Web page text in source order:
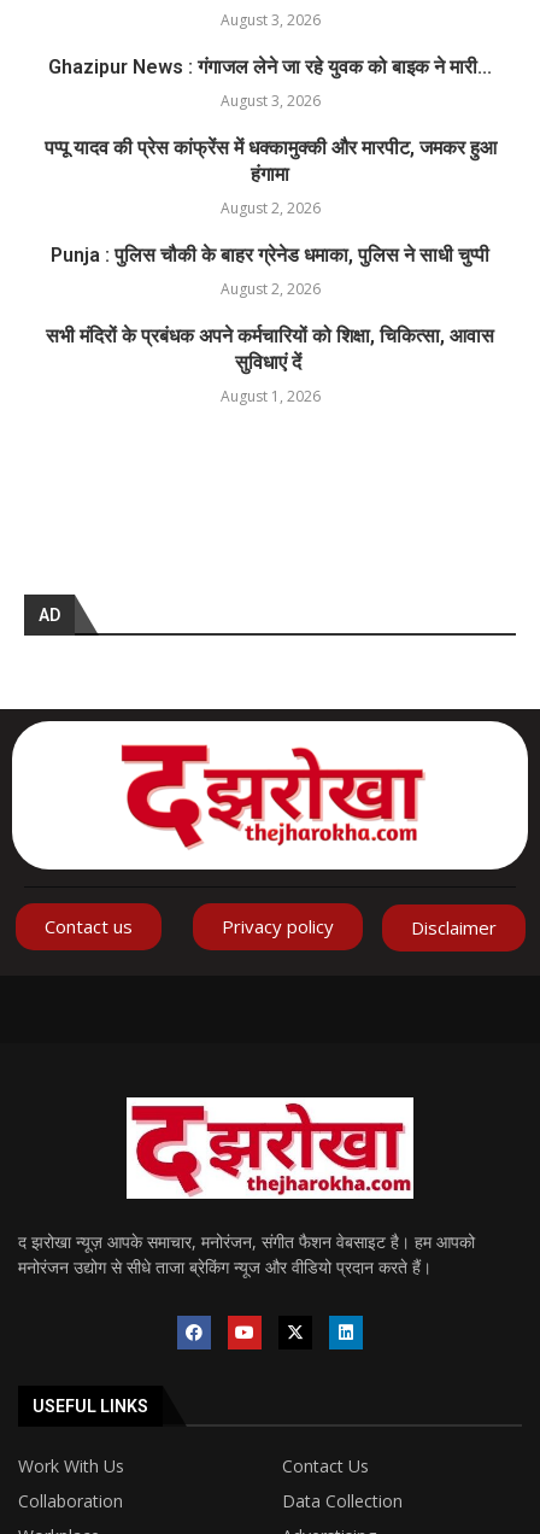
August 3, 2026
Ghazipur News : गंगाजल लेने जा रहे युवक को बाइक ने मारी...
August 3, 2026
पप्पू यादव की प्रेस कांफ्रेंस में धक्कामुक्की और मारपीट, जमकर हुआ
हंगामा
August 2, 2026
Punja : पुलिस चौकी के बाहर ग्रेनेड धमाका, पुलिस ने साधी चुप्पी
August 2, 2026
सभी मंदिरों के प्रबंधक अपने कर्मचारियों को शि​क्षा, चिकित्सा, आवास
सुविधाएं दें
August 1, 2026
AD
Contact us Privacy policy Disclaimer
द झरोखा न्यूज़ आपके समाचार, मनोरंजन, संगीत फैशन वेबसाइट है। हम आपको
मनोरंजन उद्योग से सीधे ताजा ब्रेकिंग न्यूज और वीडियो प्रदान करते हैं।
USEFUL LINKS
Work With Us
Contact Us
Collaboration
Data Collection